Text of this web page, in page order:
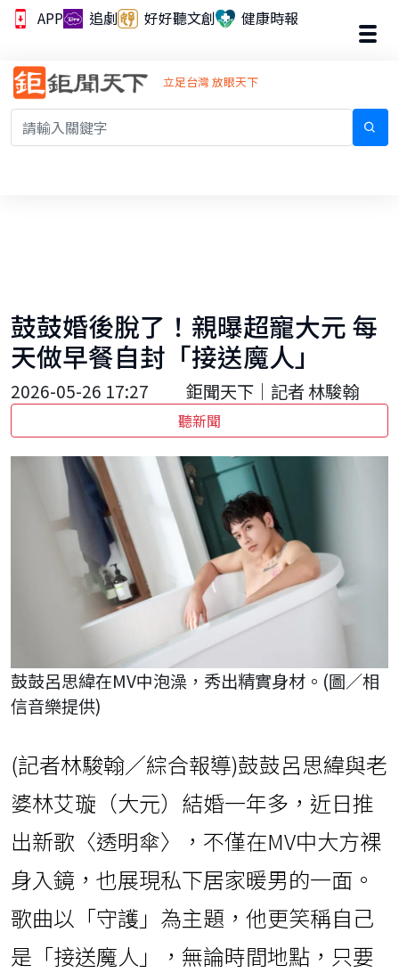
APP 追劇 好好聽文創 健康時報
立足台灣 放眼天下
鼓鼓婚後脫了！親曝超寵大元 每
天做早餐自封「接送魔人」
2026-05-26 17:27 鉅聞天下｜記者 林駿翰
聽新聞
鼓鼓呂思緯在MV中泡澡，秀出精實身材。(圖／相
信音樂提供)
(記者林駿翰／綜合報導)鼓鼓呂思緯與老
婆林艾璇（大元）結婚一年多，近日推
出新歌〈透明傘〉，不僅在MV中大方裸
身入鏡，也展現私下居家暖男的一面。
歌曲以「守護」為主題，他更笑稱自己
是「接送魔人」，無論時間地點，只要